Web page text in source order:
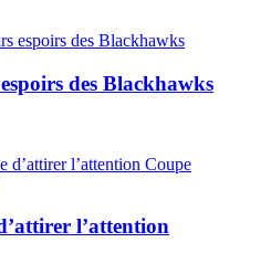
des Blackhawks
l’attention